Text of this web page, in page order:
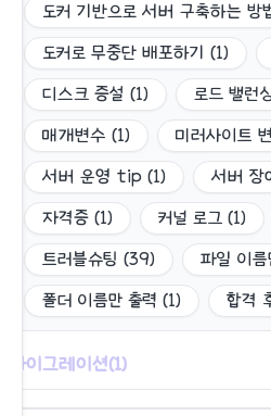
도커 기반으로 서버 구축하는 방
도커로 무중단 배포하기 (1)
디스크 증설 (1) 로드 밸런
매개변수 (1) 미러사이트
서버 운영 tip (1) 서버 장
자격증 (1) 커널 로그 (1)
트러블슈팅 (39) 파일 이름
폴더 이름만 출력 (1) 합격
마이그레이션(1)